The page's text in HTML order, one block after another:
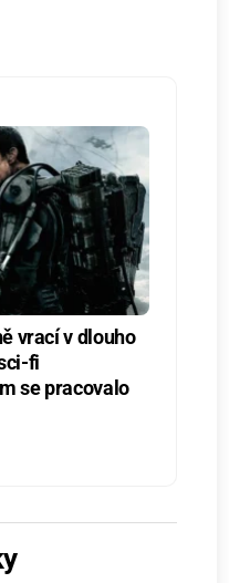
vrací v dlouho
fi
se pracovalo